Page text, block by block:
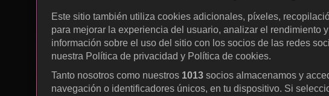
Este sitio también utiliza cookies adicionales, píxeles,
para mejorar la experiencia del usuario, analizar el rendimiento
información sobre el uso del sitio con los socios de las redes
nuestra Política de privacidad y Política de cookies.
Tanto nosotros como nuestros 1013 socios almacenamos y
navegación o identificadores únicos, en tu dispositivo. Si